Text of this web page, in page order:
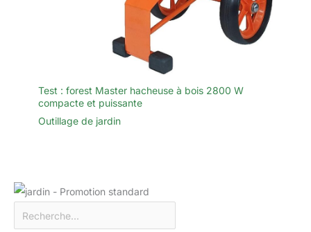
Test : forest Master hacheuse à bois 2800 W
compacte et puissante
Outillage de jardin